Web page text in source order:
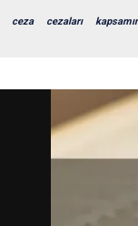
ceza cezaları